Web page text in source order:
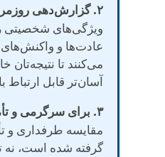
۲. گزارش‌دهی روزمره از خود.
ویژگی‌های شخصیتی
عادت‌ها و
می‌کنند تا نتیجه‌تان
آسان‌تر قابل ارتباط
۳. برای سرگرمی و تأمل.
مقایسه طرفداری و
گرفته شده است، نه